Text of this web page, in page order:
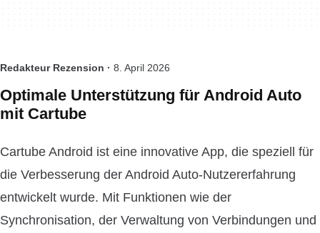
Redakteur Rezension · 8. April 2026
Optimale Unterstützung für Android Auto
mit Cartube
Cartube Android ist eine innovative App, die speziell für
die Verbesserung der Android Auto-Nutzererfahrung
entwickelt wurde. Mit Funktionen wie der
Synchronisation, der Verwaltung von Verbindungen und